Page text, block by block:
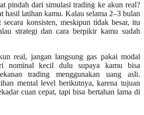
pindah dari simulasi trading ke akun real?
hasil latihan kamu. Kalau selama 2–3 bulan
konsisten, meskipun tidak besar, itu
strategi dan cara berpikir kamu sudah
real, jangan langsung gas pakai modal
nominal kecil dulu supaya kamu bisa
trading menggunakan uang asli.
mental level berikutnya, karena tujuan
cuan cepat, tapi bisa bertahan lama di